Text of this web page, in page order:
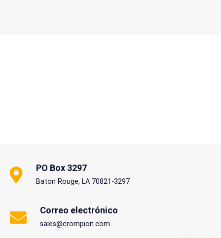
PO Box 3297
Baton Rouge, LA 70821-3297
Correo electrónico
sales@crompion.com